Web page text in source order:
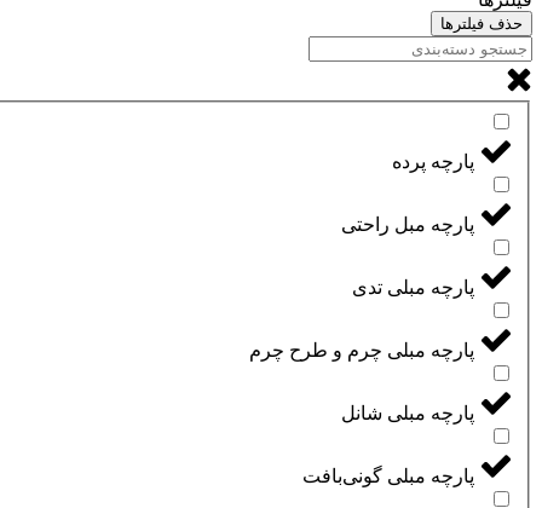
حذف فیلترها
پارچه پرده
پارچه مبل راحتی
پارچه مبلی تدی
پارچه مبلی چرم و طرح چرم
پارچه مبلی شانل
پارچه مبلی گونی‌بافت